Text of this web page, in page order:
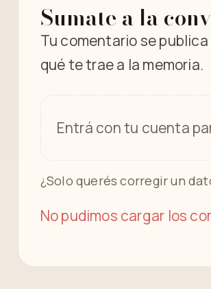
Sumate a la
Tu comentario se
qué te trae a la memoria.
Entrá con tu cuenta
¿Solo querés corregir un
No pudimos cargar los